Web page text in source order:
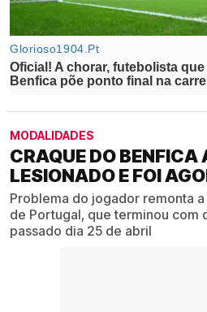
MODALIDADES
CRAQUE DO BENFICA
LESIONADO E FOI
Problema do jogador remonta
de Portugal, que terminou com
passado dia 25 de abril